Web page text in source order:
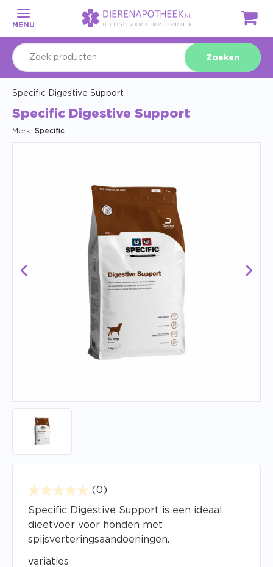
MENU
Zoeken
Specific Digestive Support
Specific Digestive Support
Merk: Specific
(0)
Specific Digestive Support is een ideaal
dieetvoer voor honden met
spijsverteringsaandoeningen.
variaties